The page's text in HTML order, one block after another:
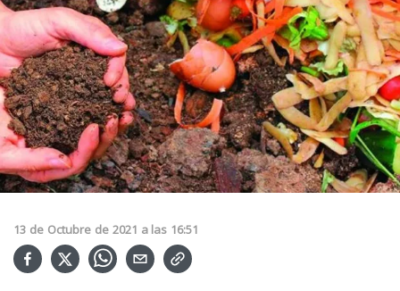
13 de Octubre de 2021 a las 16:51